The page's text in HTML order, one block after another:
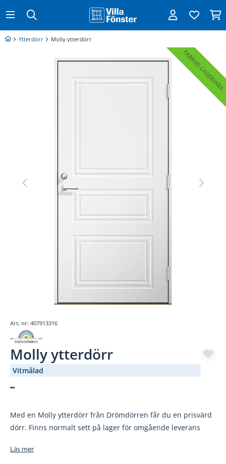
Ytterdörr Molly ytterdörr
FABRIKS
LAGERVARA
Art. nr: 407913316
Molly ytterdörr
Vitmålad
Med en Molly ytterdörr från Drömdörren får du en prisvärd
dörr. Finns normalt sett på lager för omgående leverans
Läs mer